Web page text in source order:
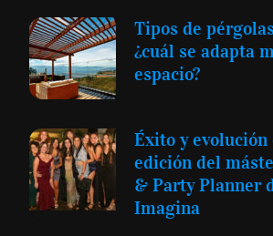
Tipos de
¿cuál se adapta
espacio?
Éxito y
edición del
& Party Planner
Imagina